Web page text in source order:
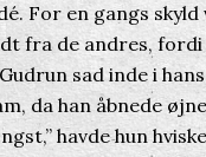
For en gangs
fra de andres,
sad inde i
da han åbnede
havde hun